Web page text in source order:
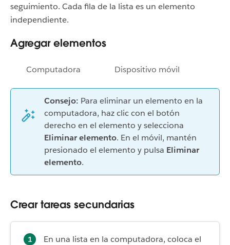
seguimiento. Cada fila de la lista es un elemento
independiente.
Agregar elementos
Computadora Dispositivo móvil
Consejo: Para eliminar un elemento en la
computadora, haz clic con el botón
derecho en el elemento y selecciona
Eliminar elemento. En el móvil, mantén
presionado el elemento y pulsa Eliminar
elemento.
Crear tareas secundarias
En una lista en la computadora, coloca el